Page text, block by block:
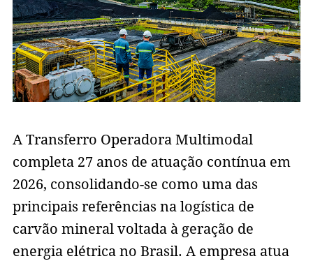
A Transferro Operadora Multimodal
completa 27 anos de atuação contínua em
2026, consolidando-se como uma das
principais referências na logística de
carvão mineral voltada à geração de
energia elétrica no Brasil. A empresa atua